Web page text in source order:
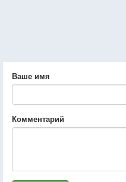
Ваше имя
Комментарий